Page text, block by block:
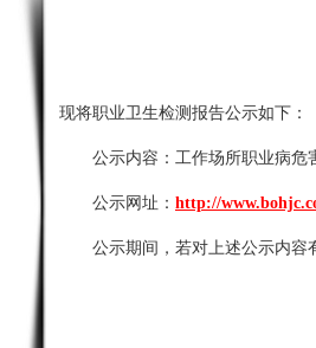
现将职业卫生检测报告公示如下：
公示内容： 工作场所职业病危
公示网址： http://
公示期间，若对上述公示内容